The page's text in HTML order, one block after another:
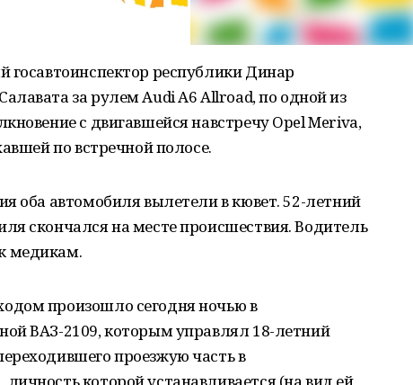
госавтоинспектор республики Динар
за рулем Audi A6 Allroad, по одной из
с двигавшейся навстречу Opel Meriva,
по встречной полосе.
оба автомобиля вылетели в кювет. 52-летний
скончался на месте происшествия. Водитель
медикам.
произошло сегодня ночью в
ВАЗ-2109, которым управлял 18-летний
проезжую часть в